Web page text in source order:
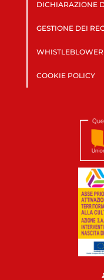
DICHIARAZIONE
GESTIONE DEI
COOKIE POLICY